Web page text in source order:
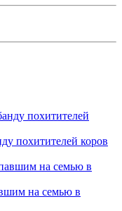
похитителей коров
на семью в